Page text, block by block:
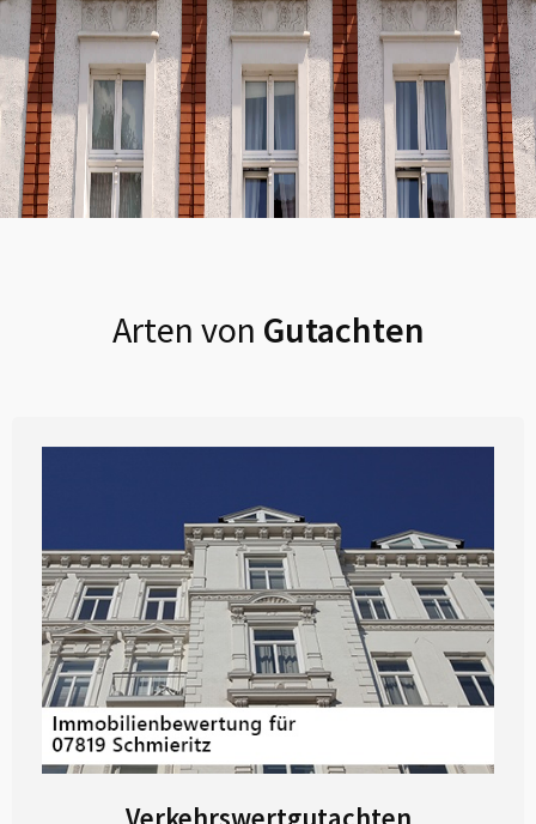
Arten von Gutachten